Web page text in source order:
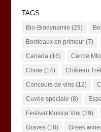
TAGS
Bio-Biodynamie (29)
Bordeaux en primeur(7)
Canada(16) Cercle
Chine (14) Château
Concours de vins(12)
Cuvée spéciale (8)
Festival Musica Vini (29)
Graves(16) Greek